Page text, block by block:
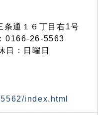
通１６丁目右1号
0166-26-5563
日：日曜日
index.html